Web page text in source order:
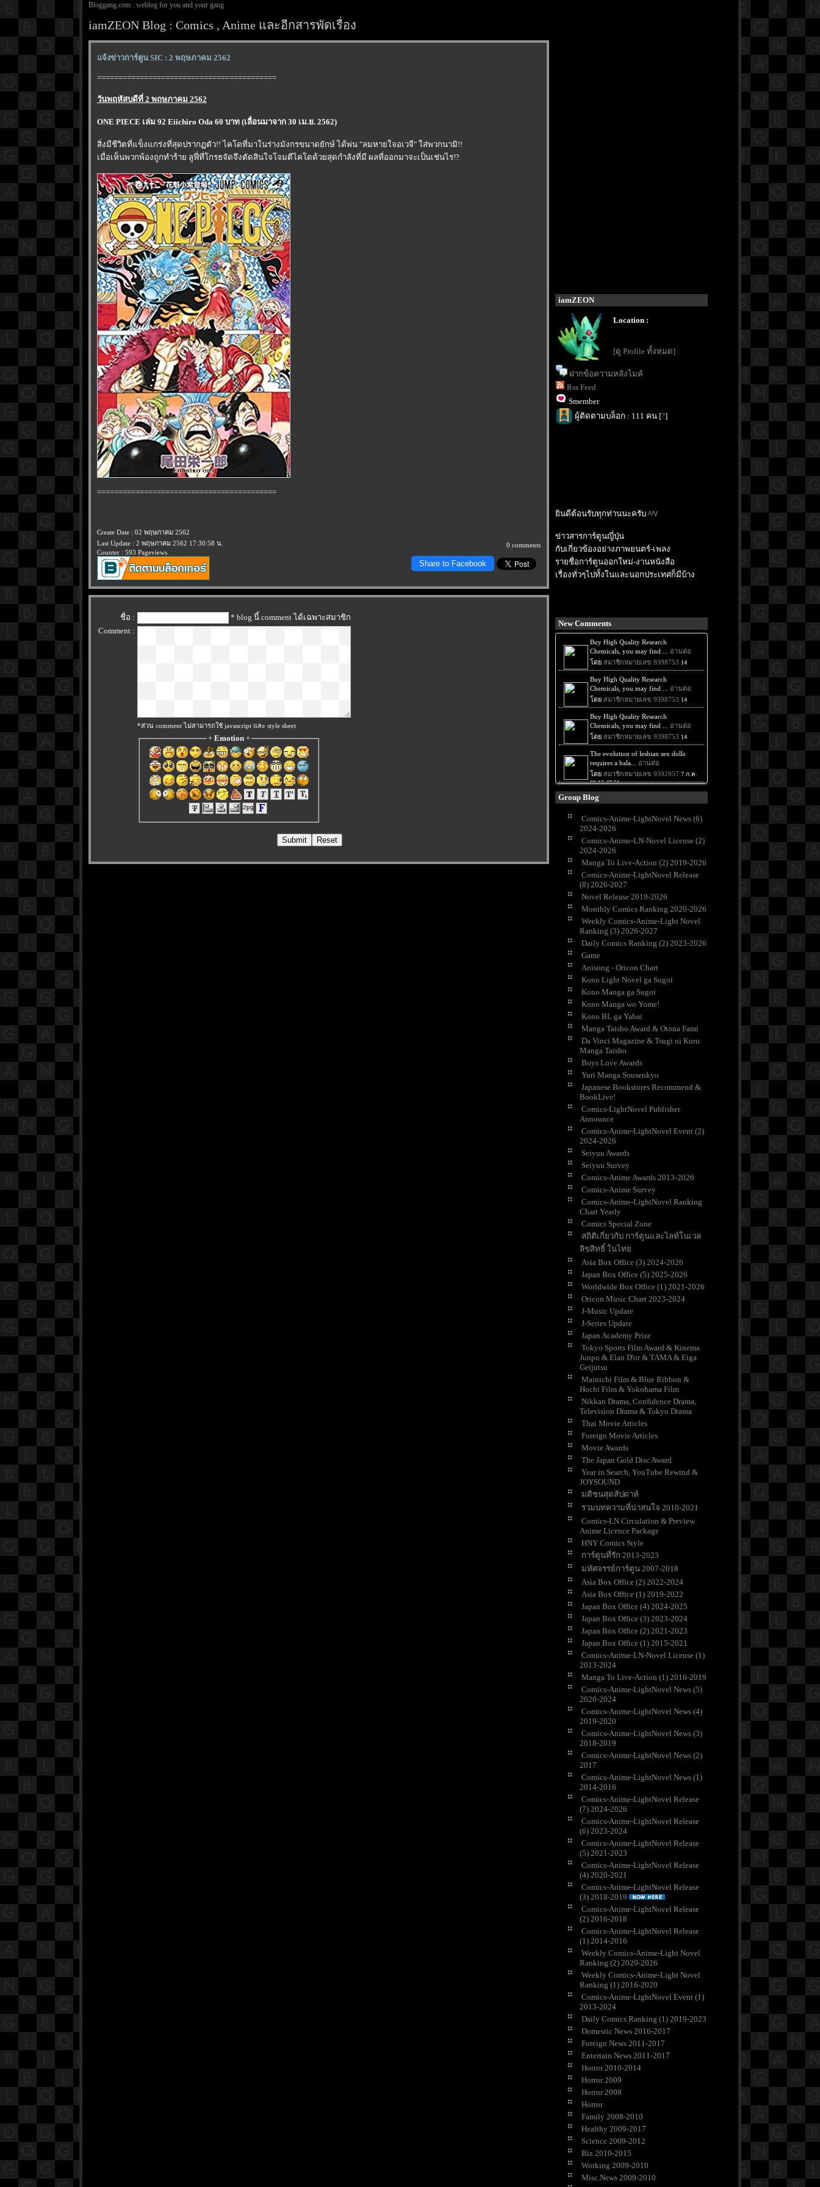
Bloggang.com : weblog for you and your gang
iamZEON Blog : Comics , Anime และอีกสารพัดเรื่อง
จ้งข่าวการ์ตูน SIC : 2 พฤษภาคม 2562
==========================================
วันพฤหัสบดีที่ 2 พฤษภาคม 2562
ONE PIECE เล่ม 92 Eiichiro Oda 60 บาท (เลื่อนมาจาก 30 เม.ย. 2562)
สิ่งมีชีวิตที่แข็งแกร่งที่สุดปรากฏตัว!! ไคโดที่มาในร่างมังกรขนาดยักษ์ ได้พ่น "ลมหายใจอเวจี" ใส่พวกนามิ!!
เมื่อเห็นพวกพ้องถูกทำร้าย ลูฟี่ที่โกรธจัดจึงตัดสินใจโจมตีไคโดด้วยสุดกำลังที่มี ผลที่ออกมาจะเป็นเช่นไร!?
==========================================
Create Date : 02 พฤษภาคม 2562
Last Update : 2 พฤษภาคม 2562 17:30:58 น.
Counter : 593 Pageviews.
0 comments
Share to Facebook
ชื่อ :
* blog นี้ comment ได้เฉพาะสมาชิก
Comment :
*ส่วน comment ไม่สามารถใช้ javascript และ style sheet
+ Emotion+
iamZEON
Location :
[ดู Profile ทั้งหมด]
ฝากข้อความหลังไมค์
Rss Feed
Smember
ผู้ติดตามบล็อก : 111 คน [?]
ินดีต้อนรับทุกท่านนะครับ ^^/
ข่าวสารการ์ตูนญี่ปุ่น
กับเกี่ยวข้องอย่างภาพยนตร์-เพลง
รายชื่อการ์ตูนออกใหม่-งานหนังสือ
เรื่องทั่วๆไปทั้งในและนอกประเทศก็มีบ้าง
New Comments
Group Blog
Comics-Anime-LightNovel News (6)
2024-2026
Comics-Anime-LN-Novel License (2)
2024-2026
Manga To Live-Action (2) 2019-2026
Comics-Anime-LightNovel Release
(8) 2026-2027
Novel Release 2019-2026
Monthly Comics Ranking 2020-2026
Weekly Comics-Anime-Light Novel
Ranking (3) 2026-2027
Daily Comics Ranking (2) 2023-2026
Game
Anisong - Oricon Chart
Kono Light Novel ga Sugoi
Kono Manga ga Sugoi
Kono Manga wo Yome!
Kono BL ga Yabai
Manga Taisho Award & Otona Fami
Da Vinci Magazine & Tsugi ni Kuru
Manga Taisho
Boys Love Awards
Yuri Manga Sousenkyo
Japanese Bookstores Recommend &
BookLive!
Comics-LightNovel Publisher
Announce
Comics-Anime-LightNovel Event (2)
2024-2026
Seiyuu Awards
Seiyuu Survey
Comics-Anime Awards 2013-2026
Comics-Anime Survey
Comics-Anime-LightNovel Ranking
Chart Yearly
Comics Special Zone
สถิติเกี่ยวกับ การ์ตูนและไลท์โนเวล
ลิขสิทธิ์ ในไท
Asia Box Office (3) 2024-2026
Japan Box Office (5) 2025-2026
Worldwide Box Office (1) 2021-2026
Oricon Music Chart 2023-2024
J-Music Update
J-Series Update
Japan Academy Prize
Tokyo Sports Film Award & Kinema
Junpo & Elan D'or & TAMA & Eiga
Geijutsu
Mainichi Film & Blue Ribbon &
Hochi Film & Yokohama Film
Nikkan Drama, Confidence Drama,
Television Drama & Tokyo Drama
Thai Movie Articles
Foreign Movie Articles
Movie Awards
The Japan Gold Disc Award
Year in Search, YouTube Rewind &
JOYSOUND
มติชนสุดสัปดาห์
รวมบทความที่น่าสนใจ 2010-2021
Comics-LN Circulation & Preview
Anime Licence Package
HNY Comics Style
การ์ตูนที่รัก 2013-2023
มหัศจรรย์การ์ตูน 2007-2018
Asia Box Office (2) 2022-2024
Asia Box Office (1) 2019-2022
Japan Box Office (4) 2024-2025
Japan Box Office (3) 2023-2024
Japan Box Office (2) 2021-2023
Japan Box Office (1) 2015-2021
Comics-Anime-LN-Novel License (1)
2013-2024
Manga To Live-Action (1) 2016-2019
Comics-Anime-LightNovel News (5)
2020-2024
Comics-Anime-LightNovel News (4)
2019-2020
Comics-Anime-LightNovel News (3)
2018-2019
Comics-Anime-LightNovel News (2)
2017
Comics-Anime-LightNovel News (1)
2014-2016
Comics-Anime-LightNovel Release
(7) 2024-2026
Comics-Anime-LightNovel Release
(6) 2023-2024
Comics-Anime-LightNovel Release
(5) 2021-2023
Comics-Anime-LightNovel Release
(4) 2020-2021
Comics-Anime-LightNovel Release
(3) 2018-2019
Comics-Anime-LightNovel Release
(2) 2016-2018
Comics-Anime-LightNovel Release
(1) 2014-2016
Weekly Comics-Anime-Light Novel
Ranking (2) 2020-2026
Weekly Comics-Anime-Light Novel
Ranking (1) 2016-2020
Comics-Anime-LightNovel Event (1)
2013-2024
Daily Comics Ranking (1) 2019-2023
Domestic News 2016-2017
Foreign News 2011-2017
Entertain News 2011-2017
Horror 2010-2014
Horror 2009
Horror 2008
Horror
Family 2008-2010
Healthy 2009-2017
Science 2009-2012
Biz 2010-2015
Working 2009-2010
Misc.News 2009-2010